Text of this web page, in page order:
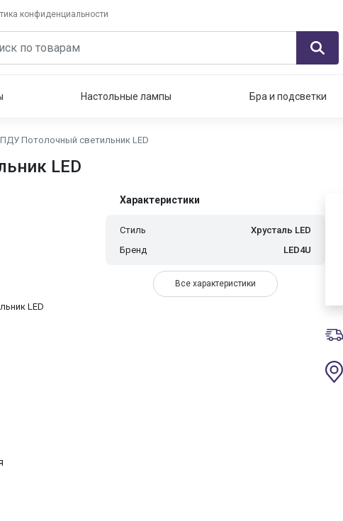
конфиденциальности
Настольные лампы Бра и подсветки
ПДУ Потолочный светильник LED
LED
Характеристики
Стиль
Хрусталь LED
Бренд
LED4U
Все характеристики